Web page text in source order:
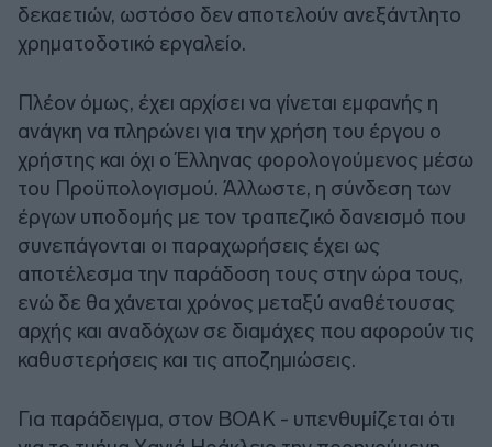
δεκαετιών, ωστόσο δεν αποτελούν ανεξάντλητο
χρηματοδοτικό εργαλείο.
Πλέον όμως, έχει αρχίσει να γίνεται εμφανής η
ανάγκη να πληρώνει για την χρήση του έργου ο
χρήστης και όχι ο Έλληνας φορολογούμενος μέσω
του Προϋπολογισμού. Άλλωστε, η σύνδεση των
έργων υποδομής με τον τραπεζικό δανεισμό που
συνεπάγονται οι παραχωρήσεις έχει ως
αποτέλεσμα την παράδοση τους στην ώρα τους,
ενώ δε θα χάνεται χρόνος μεταξύ αναθέτουσας
αρχής και αναδόχων σε διαμάχες που αφορούν τις
καθυστερήσεις και τις αποζημιώσεις.
Για παράδειγμα, στον ΒΟΑΚ - υπενθυμίζεται ότι